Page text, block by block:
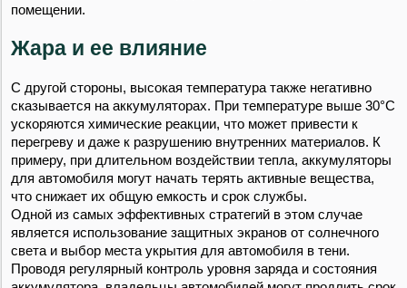
помещении.
Жара и ее влияние
С другой стороны, высокая температура также негативно
сказывается на аккумуляторах. При температуре выше 30°C
ускоряются химические реакции, что может привести к
перегреву и даже к разрушению внутренних материалов. К
примеру, при длительном воздействии тепла, аккумуляторы
для автомобиля могут начать терять активные вещества,
что снижает их общую емкость и срок службы.
Одной из самых эффективных стратегий в этом случае
является использование защитных экранов от солнечного
света и выбор места укрытия для автомобиля в тени.
Проводя регулярный контроль уровня заряда и состояния